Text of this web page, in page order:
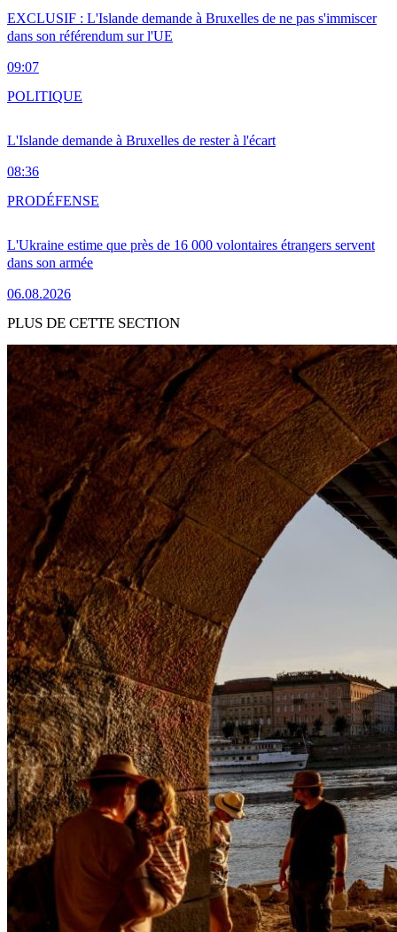
EXCLUSIF : L'Islande demande à Bruxelles de ne pas s'immiscer
dans son référendum sur l'UE
09:07
L'Islande demande à Bruxelles de rester à l'écart
08:36
POLITIQUE
L'Ukraine estime que près de 16 000 volontaires étrangers servent
dans son armée
06.08.2026
PRODÉFENSE
PLUS DE CETTE SECTION